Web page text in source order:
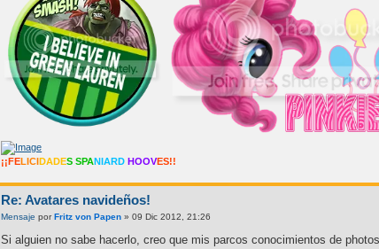
¡¡FELICIDADES SPANIARD HOOVES!!
Re: Avatares navideños!
Mensaje porFritz von Papen » 09 Dic 2012, 21:26
Si alguien no sabe hacerlo, creo que mis parcos conocimientos de